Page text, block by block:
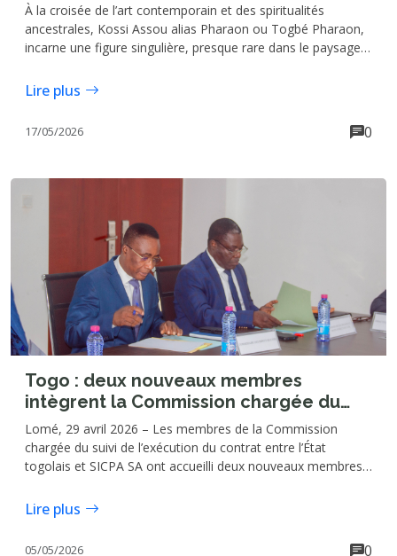
À la croisée de l’art contemporain et des spiritualités
ancestrales, Kossi Assou alias Pharaon ou Togbé Pharaon,
incarne une figure singulière, presque rare dans le paysage
les œuvres se construisent à l’intersection du visible et de
l’invisible, du sensible et du sacré.
Lire plus
17/05/2026 0
Togo : deux nouveaux membres
intègrent la Commission chargée du
suivi du contrat entre l’État togolais et
SICPA SA
Lomé, 29 avril 2026 – Les membres de la Commission
chargée du suivi de l’exécution du contrat entre l’État
togolais et SICPA SA ont accueilli deux nouveaux membres
siège de ladite Commission à Lomé. Il s’agit du Commissaire
des Douanes et Droits indirects, Téi KONZI, et du
Lire plus
05/05/2026 0